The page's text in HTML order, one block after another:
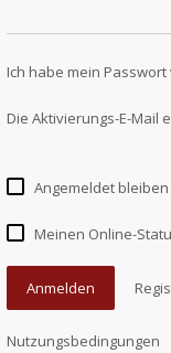
Ich habe mein
Die Aktivierungs-E-Mail
Angemeldet bleiben
Meinen Online-
Anmelden
Nutzungsbedingungen